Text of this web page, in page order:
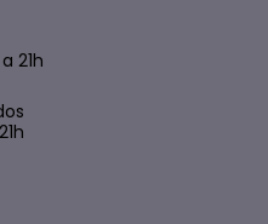
21h